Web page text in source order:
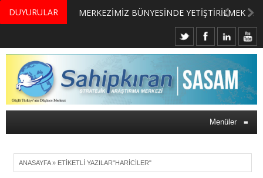
DUYURULAR MERKEZİMİZ BÜNYESİNDE YETİŞTİRİLMEK ÜZERE GÖNÜLLÜ ÜLKE MASASI UZMANI VE UZMAN ADAYLARI ARIYORUZ
Menüler ≡
ANASAYFA» ETIKETLI YAZILAR"HARICILER"